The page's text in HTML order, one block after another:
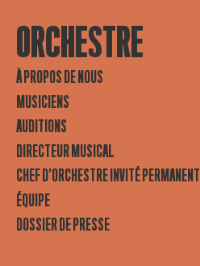
ORCHESTRE
À PROPOS DE NOUS
MUSICIENS
AUDITIONS
DIRECTEUR MUSICAL
CHEF D’ORCHESTRE INVITÉ PERMANENT
ÉQUIPE
DOSSIER DE PRESSE